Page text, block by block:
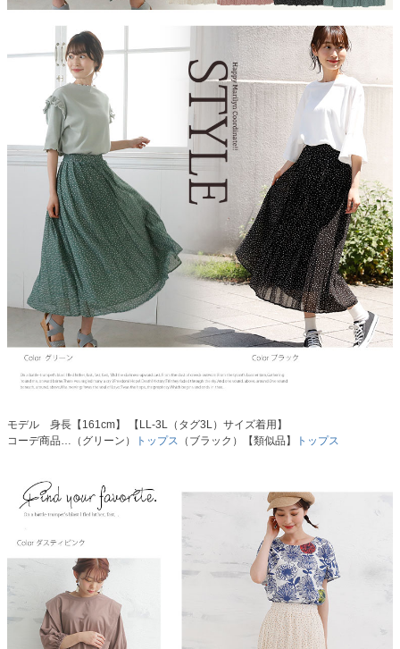
モデル 身長【161cm】 【LL-3L（タグ3L）サイズ着用】
コーデ商品…（グリーン）
トップス （ブラック）【類似品】 トップス